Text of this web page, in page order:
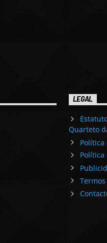
LEGAL
Quarteto
Política
Política